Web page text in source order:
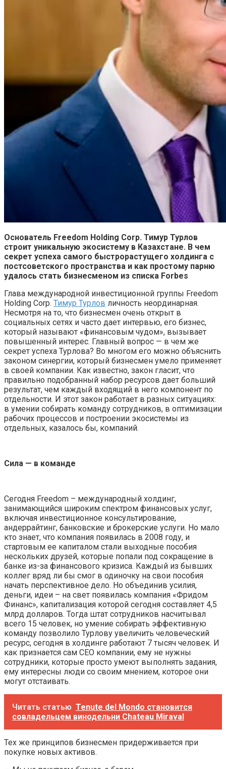
Основатель Freedom Holding Corp. Тимур Турлов
строит уникальную экосистему в Казахстане. В чем
секрет успеха самого быстрорастущего холдинга с
постсоветского пространства и как простому парню
удалось стать бизнесменом из списка Forbes
Глава международной инвестиционной группы Freedom
Holding Corp. Тимур Турлов личность неординарная.
Несмотря на то, что бизнесмен очень открыт в
социальных сетях и часто дает интервью, его бизнес,
который называют «финансовым чудом», вызывает
повышенный интерес. Главный вопрос — в чем же
секрет успеха Турлова? Во многом его можно объяснить
законом синергии, который бизнесмен умело применяет
в своей компании. Как известно, закон гласит, что
правильно подобранный набор ресурсов дает больший
результат, чем каждый входящий в него компонент по
отдельности. И этот закон работает в разных ситуациях:
в умении собирать команду сотрудников, в оптимизации
рабочих процессов и построении экосистемы из
отдельных, казалось бы, компаний.
Сила — в команде
Сегодня Freedom – международный холдинг,
занимающийся широким спектром финансовых услуг,
включая инвестиционное консультирование,
андеррайтинг, банковские и брокерские услуги. Но мало
кто знает, что компания появилась в 2008 году, и
стартовым ее капиталом стали выходные пособия
нескольких друзей, которые попали под сокращение в
банке из-за финансового кризиса. Каждый из бывших
коллег вряд ли бы смог в одиночку на свои пособия
начать перспективное дело. Но объединив усилия,
деньги, идеи – на свет появилась компания «Фридом
Финанс», капитализация которой сегодня составляет 4,5
млрд долларов. Тогда штат сотрудников насчитывал
всего 15 человек, но умение собирать эффективную
команду позволило Турлову увеличить человеческий
ресурс, сегодня в холдинге работают 7 тысяч человек. И
как признается сам CEO компании, ему не нужны
сотрудники, которые просто умеют выполнять задания,
ему интересны люди со своим мнением, которое они
могут отстаивать.
Читать статью Tenute del Mondo становится
совладельцем винодельни Chateau Miraval
Тех же принципов бизнесмен придерживается при
покупке новых активов.